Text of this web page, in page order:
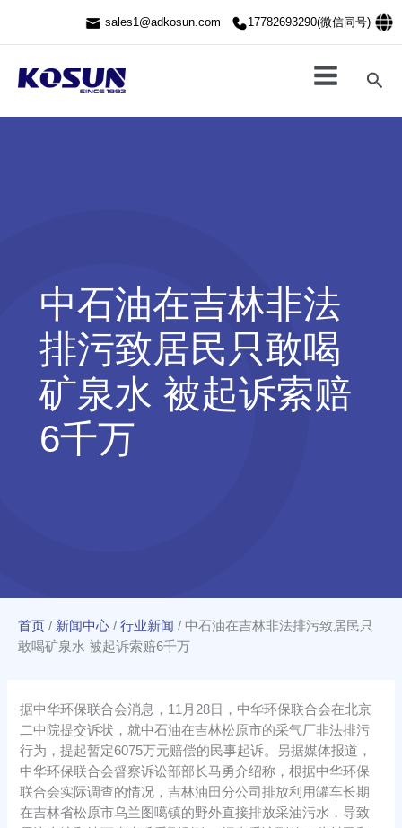
sales1@adkosun.com 17782693290(微信同号)
搜
索
中石油在吉林非法
排污致居民只敢喝
矿泉水 被起诉索赔
6千万
首页 / 新闻中心 / 行业新闻 / 中石油在吉林非法排污致居民只
敢喝矿泉水 被起诉索赔6千万
据中华环保联合会消息，11月28日，中华环保联合会在北京
二中院提交诉状，就中石油在吉林松原市的采气厂非法排污
行为，提起暂定6075万元赔偿的民事起诉。另据媒体报道，
中华环保联合会督察诉讼部部长马勇介绍称，根据中华环保
联合会实际调查的情况，吉林油田分公司排放利用罐车长期
在吉林省松原市乌兰图噶镇的野外直接排放采油污水，导致